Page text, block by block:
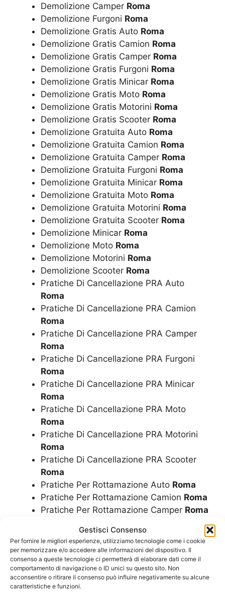
Gestisci Consenso
Per fornire le migliori esperienze, utilizziamo tecnologie come i cookie
per memorizzare e/o accedere alle informazioni del dispositivo. Il
consenso a queste tecnologie ci permetterà di elaborare dati come il
comportamento di navigazione o ID unici su questo sito. Non
acconsentire o ritirare il consenso può influire negativamente su alcune
caratteristiche e funzioni.
Demolizione Camper Roma
Demolizione Furgoni Roma
Demolizione Gratis Auto Roma
Demolizione Gratis Camion Roma
Demolizione Gratis Camper Roma
Demolizione Gratis Furgoni Roma
Demolizione Gratis Minicar Roma
Demolizione Gratis Moto Roma
Demolizione Gratis Motorini Roma
Demolizione Gratis Scooter Roma
Demolizione Gratuita Auto Roma
Demolizione Gratuita Camion Roma
Demolizione Gratuita Camper Roma
Demolizione Gratuita Furgoni Roma
Demolizione Gratuita Minicar Roma
Demolizione Gratuita Moto Roma
Demolizione Gratuita Motorini Roma
Demolizione Gratuita Scooter Roma
Demolizione Minicar Roma
Demolizione Moto Roma
Demolizione Motorini Roma
Demolizione Scooter Roma
Pratiche Di Cancellazione PRA Auto
Roma
Pratiche Di Cancellazione PRA Camion
Roma
Pratiche Di Cancellazione PRA Camper
Roma
Pratiche Di Cancellazione PRA Furgoni
Roma
Pratiche Di Cancellazione PRA Minicar
Roma
Pratiche Di Cancellazione PRA Moto
Roma
Pratiche Di Cancellazione PRA Motorini
Roma
Pratiche Di Cancellazione PRA Scooter
Roma
Pratiche Per Rottamazione Auto Roma
Pratiche Per Rottamazione Camion Roma
Pratiche Per Rottamazione Camper Roma
Roma
Pratiche Per Rottamazione Minicar
Roma
Pratiche Per Rottamazione MotoRoma
Pratiche Per Rottamazione MotoriniRoma
Pratiche Per Rottamazione Scooter
Roma
Radiazione Auto